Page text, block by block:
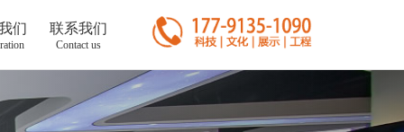
们 联系我们
Contact us